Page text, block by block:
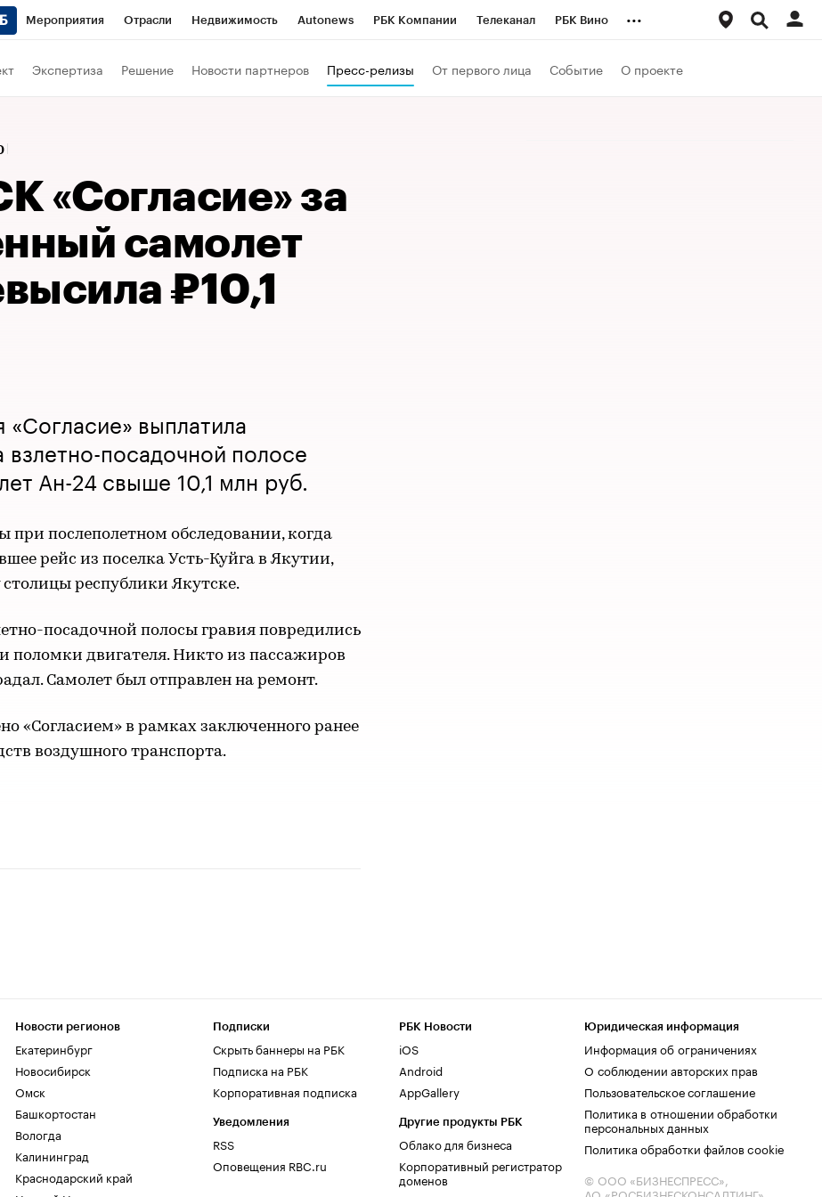
Мероприятия Отрасли Недвижимость Autonews РБК Компании Телеканал РБК Вино
наличной валюты
...
Экспертиза Решение Новости партнеров Пресс-релизы От первого лица Событие О проекте
«Согласие» за
самолет
₽10,1
выплатила
посадочной полосе
Ан-24 свыше 10,1 млн руб.
послеполетном обследовании, когда
рейс из поселка Усть-Куйга в Якутии,
республики Якутске.
посадочной полосы гравия повредились
поломки двигателя. Никто из пассажиров
Самолет был отправлен на ремонт.
«Согласием» в рамках заключенного ранее
воздушного транспорта.
Новости регионов
Екатеринбург
Новосибирск
Омск
Башкортостан
Вологда
Калининград
Краснодарский край
Подписки
Скрыть баннеры на РБК
Подписка на РБК
Корпоративная подписка
Уведомления
RSS
Оповещения RBC.ru
РБК Новости
iOS
Android
AppGallery
Другие продукты РБК
Облако для бизнеса
Корпоративный регистратор
доменов
Юридическая информация
Информация об ограничениях
О соблюдении авторских прав
Пользовательское соглашение
Политика в отношении обработки
персональных данных
Политика обработки файлов cookie
© ООО «БИЗНЕСПРЕСС»,
АО «РОСБИЗНЕСКОНСАЛТИНГ»,